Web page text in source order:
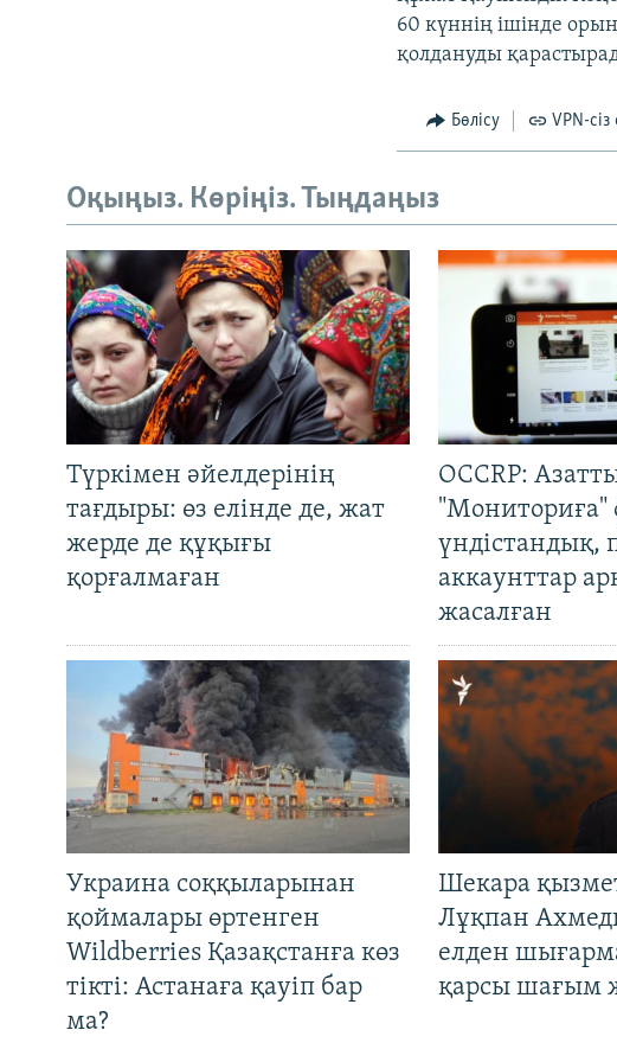
60 күннің ішінде
қолдануды
Бөлісу VPN-сіз
Оқыңыз. Көріңіз. Тыңдаңыз
Түркімен әйелдерінің
тағдыры: өз елінде де, жат
жерде де құқығы
қорғалмаған
OCCRP:
үндістандық,
аккаунттар
жасалған
Украина соққыларынан
қоймалары өртенген
Wildberries Қазақстанға көз
тікті: Астанаға қауіп бар
ма?
Шекара
Лұқпан
елден
қарсы шағым